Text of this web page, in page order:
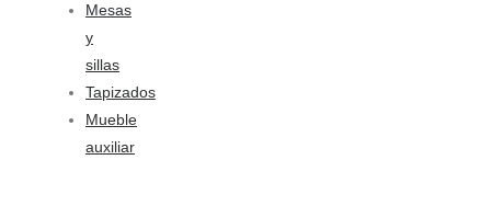
Mesas
y
sillas
Tapizados
Mueble
auxiliar